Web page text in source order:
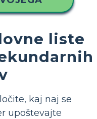
liste
kaj naj se
upoštevajte